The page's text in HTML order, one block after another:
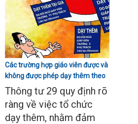
Các trường hợp giáo viên được và
không được phép dạy thêm theo
Thông tư 29
Thông tư 29 quy định rõ
ràng về việc tổ chức
dạy thêm, nhằm đảm